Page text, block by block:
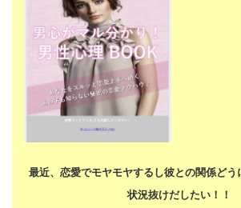
最近、恋愛でモヤモヤするし彼との関係どう
状況抜けだしたい！！